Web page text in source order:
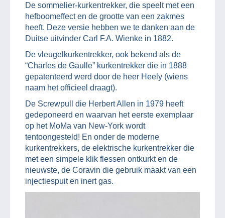
De sommelier-kurkentrekker, die speelt met een
hefboomeffect en de grootte van een zakmes
heeft. Deze versie hebben we te danken aan de
Duitse uitvinder Carl F.A. Wienke in 1882.
De vleugelkurkentrekker, ook bekend als de
“Charles de Gaulle” kurkentrekker die in 1888
gepatenteerd werd door de heer Heely (wiens
naam het officieel draagt).
De Screwpull die Herbert Allen in 1979 heeft
gedeponeerd en waarvan het eerste exemplaar
op het MoMa van New-York wordt
tentoongesteld! En onder de moderne
kurkentrekkers, de elektrische kurkentrekker die
met een simpele klik flessen ontkurkt en de
nieuwste, de Coravin die gebruik maakt van een
injectiespuit en inert gas.